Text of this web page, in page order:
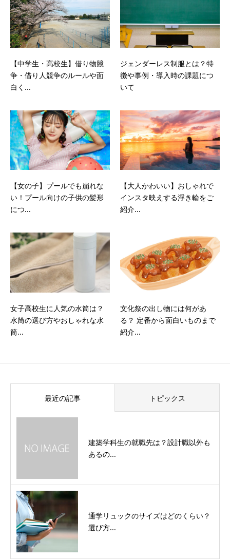
【中学生・高校生】借り物競
争・借り人競争のルールや面
白く...
ジェンダーレス制服とは？特
徴や事例・導入時の課題につ
いて
【女の子】プールでも崩れな
い！プール向けの子供の髪形
につ...
【大人かわいい】おしゃれで
インスタ映えする浮き輪をご
紹介...
女子高校生に人気の水筒は？
水筒の選び方やおしゃれな水
筒...
文化祭の出し物には何があ
る？ 定番から面白いものまで
紹介...
最近の記事 トピックス
建築学科生の就職先は？設計職以外も
あるの...
通学リュックのサイズはどのくらい？
選び方...